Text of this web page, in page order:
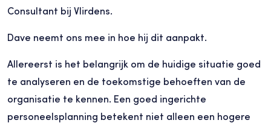
Consultant bij Vlirdens.
Dave neemt ons mee in hoe hij dit aanpakt.
Allereerst is het belangrijk om de huidige situatie goed
te analyseren en de toekomstige behoeften van de
organisatie te kennen. Een goed ingerichte
personeelsplanning betekent niet alleen een hogere